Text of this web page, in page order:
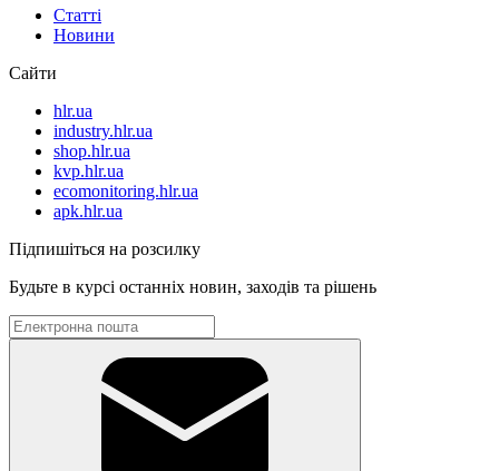
Статті
Новини
Сайти
hlr.ua
industry.hlr.ua
shop.hlr.ua
kvp.hlr.ua
ecomonitoring.hlr.ua
apk.hlr.ua
Підпишіться на розсилку
Будьте в курсі останніх новин, заходів та рішень